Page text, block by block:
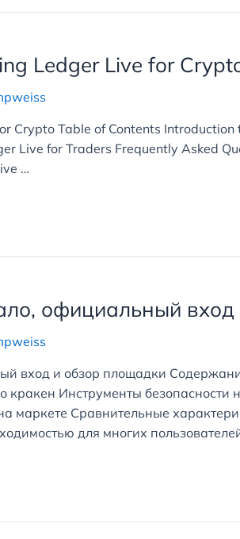
Ledger Live for
Crypto Table of Contents
Live for Traders Frequently Asked
…
официальный
вход и обзор площадки
Инструменты безопасности
маркете Сравнительные
для многих